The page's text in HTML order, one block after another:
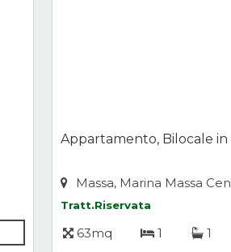
Appartamento, Bilocale
Massa, Marina Massa
Tratt.Riservata
63mq 1 1